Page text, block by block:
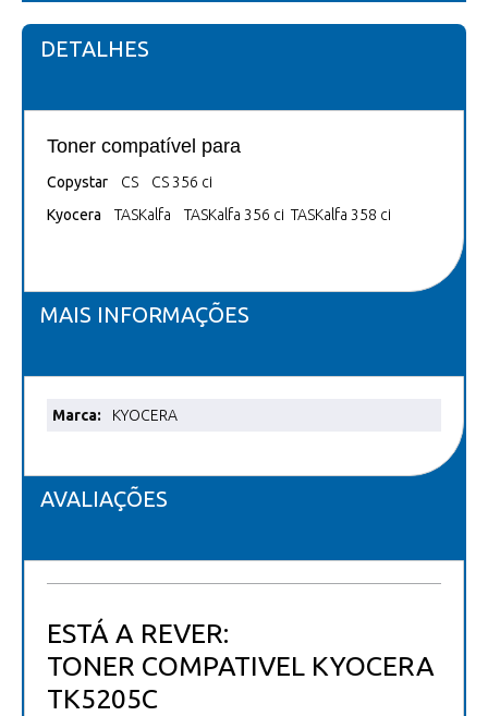
DETALHES
Toner compatível para
Copystar
CS CS 356 ci
Kyocera
TASKalfa TASKalfa 356 ci TASKalfa 358 ci
MAIS INFORMAÇÕES
Mais
KYOCERA
AVALIAÇÕES
ESTÁ A REVER:
TONER COMPATIVEL KYOCERA
TK5205C